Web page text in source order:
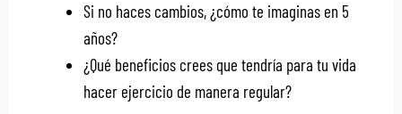
Si no haces cambios, ¿cómo te imaginas en 5
años?
¿Qué beneficios crees que tendría para tu vida
hacer ejercicio de manera regular?